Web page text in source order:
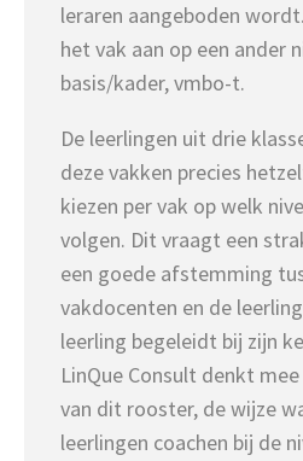
leraren aangeboden
het vak aan op een ander
basis/kader, vmbo-t.
De leerlingen uit drie
deze vakken precies
kiezen per vak op welk
volgen. Dit vraagt een
een goede afstemming
vakdocenten en de
leerling begeleidt bij zijn
LinQue Consult denkt
van dit rooster, de wijze
leerlingen coachen bij de